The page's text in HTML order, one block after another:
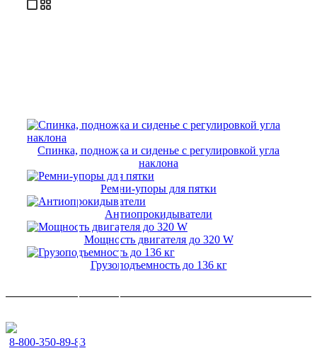
Спинка, подножка и сиденье с регулировкой угла
наклона
Ремни-упоры для пятки
Антиопрокидыватели
Мощность двигателя до 320 W
Грузоподъемность до 136 кг
8-800-350-89-83